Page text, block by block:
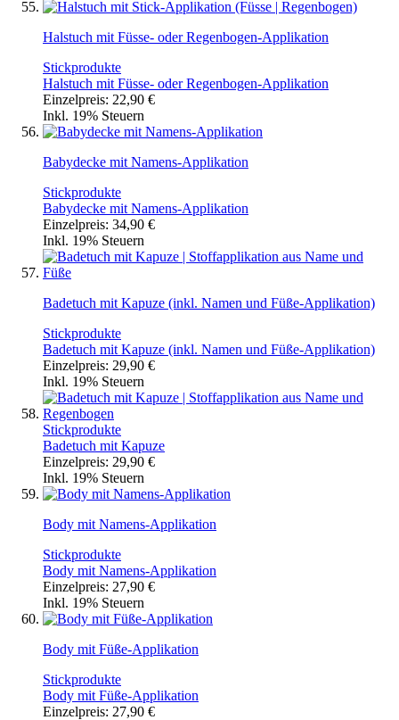
Halstuch mit Füsse- oder Regenbogen-Applikation
Stickprodukte
Halstuch mit Füsse- oder Regenbogen-Applikation
Einzelpreis: 22,90 €
Inkl. 19% Steuern
Babydecke mit Namens-Applikation
Stickprodukte
Babydecke mit Namens-Applikation
Einzelpreis: 34,90 €
Inkl. 19% Steuern
Badetuch mit Kapuze (inkl. Namen und Füße-Applikation)
Stickprodukte
Badetuch mit Kapuze (inkl. Namen und Füße-Applikation)
Einzelpreis: 29,90 €
Inkl. 19% Steuern
Stickprodukte
Badetuch mit Kapuze
Einzelpreis: 29,90 €
Inkl. 19% Steuern
Body mit Namens-Applikation
Stickprodukte
Body mit Namens-Applikation
Einzelpreis: 27,90 €
Inkl. 19% Steuern
Body mit Füße-Applikation
Stickprodukte
Body mit Füße-Applikation
Einzelpreis: 27,90 €